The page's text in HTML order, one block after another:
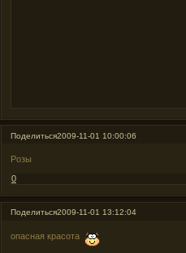
Поделиться2009-11-01 10:00:06
Розы
0
Поделиться2009-11-01 13:12:04
опасная красота